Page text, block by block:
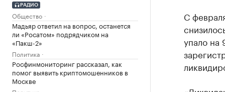
РАДИО
Общество
Мадьяр ответил на вопрос, останется
ли «Росатом» подрядчиком на
«Пакш-2»
Политика
Росфинмониторинг рассказал, как
помог выявить криптомошенников в
Москве
С
упало на